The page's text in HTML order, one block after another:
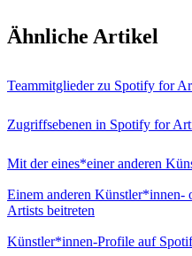
Ähnliche Artikel
Teammitglieder zu Spotify for
Zugriffsebenen in Spotify for
Mit der eines*einer anderen
Einem anderen
Artists beitreten
Künstler*innen-Profile auf